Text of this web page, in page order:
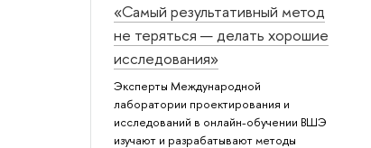
«Самый результативный метод
не теряться — делать хорошие
исследования»
Эксперты Международной
лаборатории проектирования и
исследований в онлайн-обучении ВШЭ
изучают и разрабатывают методы